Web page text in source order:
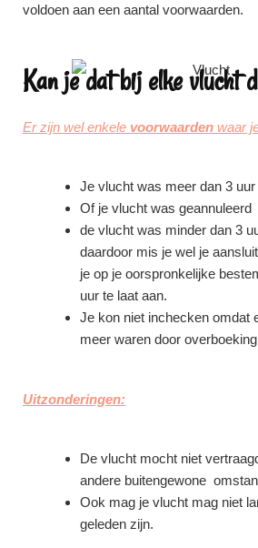
voldoen aan een aantal voorwaarden.
Kan je dat bij elke vlucht
Er zijn wel enkele voorwaarden waar
Je vlucht was meer dan 3
Of je vlucht was geannuleerd
de vlucht was minder dan 3
daardoor mis je wel je
je op je oorspronkelijke
uur te laat aan.
Je kon niet inchecken omdat
meer waren door
Uitzonderingen:
De vlucht mocht niet
andere buitengewone
Ook mag je vlucht mag niet
geleden zijn.